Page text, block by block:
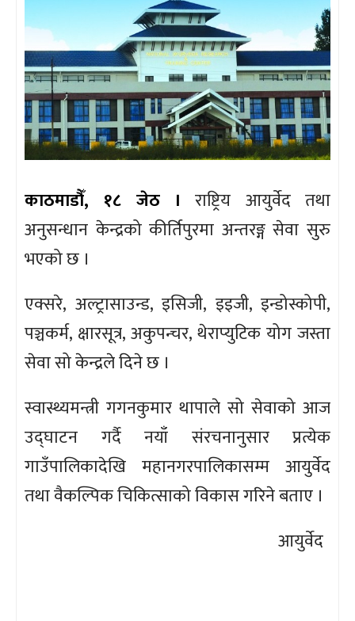
काठमाडौँ, १८ जेठ । राष्ट्रिय आयुर्वेद तथा
अनुसन्धान केन्द्रको कीर्तिपुरमा अन्तरङ्ग सेवा सुरु
भएको छ ।
एक्सरे, अल्ट्रासाउन्ड, इसिजी, इइजी, इन्डोस्कोपी,
पञ्चकर्म, क्षारसूत्र, अकुपन्चर, थेराप्युटिक योग जस्ता
सेवा सो केन्द्रले दिने छ ।
स्वास्थ्यमन्त्री गगनकुमार थापाले सो सेवाको आज
उद्घाटन गर्दै नयाँ संरचनानुसार प्रत्येक
गाउँपालिकादेखि महानगरपालिकासम्म आयुर्वेद
तथा वैकल्पिक चिकित्साको विकास गरिने बताए ।
आयुर्वेद